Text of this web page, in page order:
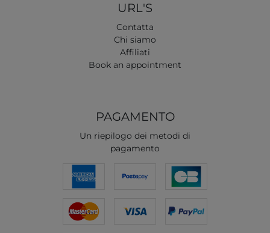
URL'S
Contatta
Chi siamo
Affiliati
Book an appointment
PAGAMENTO
Un riepilogo dei metodi di
pagamento